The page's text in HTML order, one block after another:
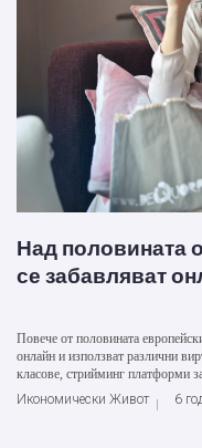
Над половината
се забавляват
Повече от половината
онлайн и използват различни
класове, стрийминг платформи
Икономически Живот
6